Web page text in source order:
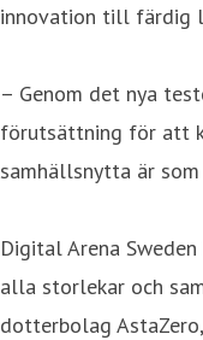
innovation till färdig
– Genom det nya
förutsättning för att
samhällsnytta är
Digital Arena
alla storlekar och
dotterbolag